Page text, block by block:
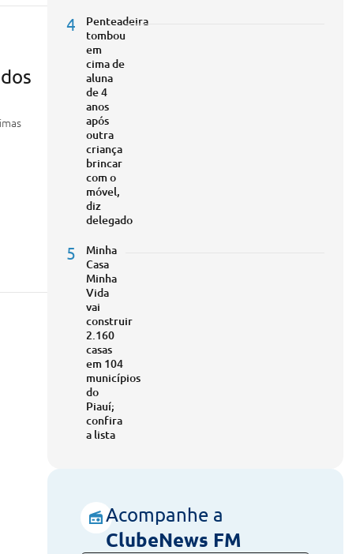
4
Penteadeira
tombou
em
cima de
aluna
de 4
anos
após
outra
criança
brincar
com o
móvel,
diz
delegado
5
Minha
Casa
Minha
Vida
vai
construir
2.160
casas
em 104
municípios
do
Piauí;
confira
a lista
Acompanhe a
ClubeNews FM